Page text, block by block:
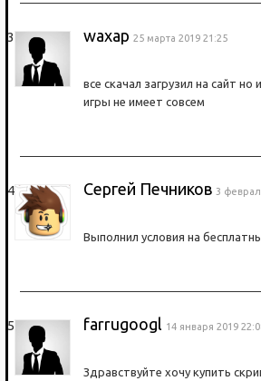
waxap 25 марта 2019 21:25
все скачал загрузил на сайт но
игры не имеет совсем
Сергей Печников 3
Выполнил условия на
farrugoogl 14 января 2019
Здравствуйте хочу купить